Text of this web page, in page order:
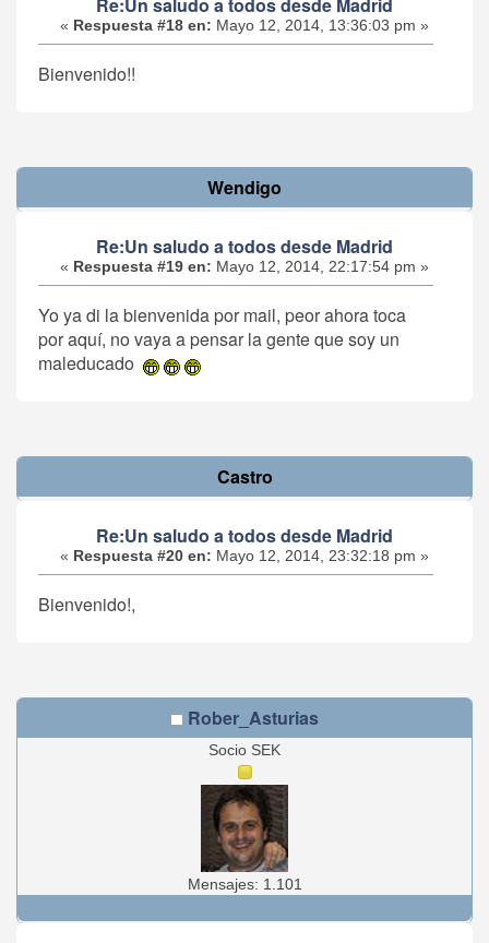
« Respuesta #18 en: Mayo 12, 2014, 13:36:03 pm »
Bienvenido!!
Wendigo
Re:Un saludo a todos desde Madrid
« Respuesta #19 en: Mayo 12, 2014, 22:17:54 pm »
Yo ya di la bienvenida por mail, peor ahora toca
por aquí, no vaya a pensar la gente que soy un
maleducado
Castro
Re:Un saludo a todos desde Madrid
« Respuesta #20 en: Mayo 12, 2014, 23:32:18 pm »
Bienvenido!,
Rober_Asturias
Socio SEK
Mensajes: 1.101